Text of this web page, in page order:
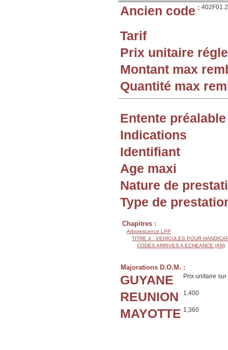
Ancien code : 402F01.2
Tarif
Prix unitaire
Montant max
Quantité max
Entente préalable
Indications
Identifiant
Age maxi
Nature de
Type de
Chapitres :
Arborescence LPP
TITRE 4 : VEHICULES POUR
CODES ARRIVES A ECHEANCE (AN)
Majorations D.O.M. :
GUYANE Prix unitaire
REUNION 1,400
MAYOTTE 1,360